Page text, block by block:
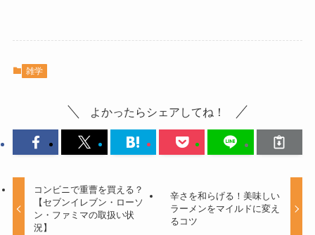
雑学
よかったらシェアしてね！
コンビニで重曹を買える？
【セブンイレブン・ローソ
ン・ファミマの取扱い状
況】
辛さを和らげる！美味しい
ラーメンをマイルドに変え
るコツ